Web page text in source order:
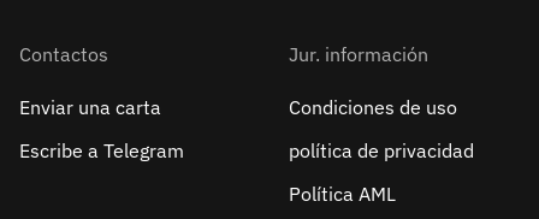
Contactos
Enviar una carta
Escribe a Telegram
Jur. información
Condiciones de uso
política de privacidad
Política AML